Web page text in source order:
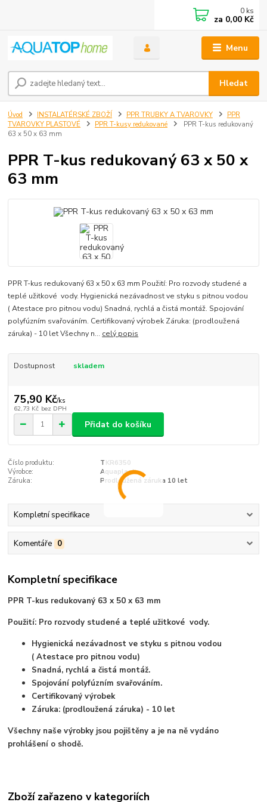
Menu
Hledat
0 ks
za 0,00 Kč
Úvod INSTALATÉRSKÉ ZBOŽÍ PPR TRUBKY A TVAROVKY
PPR
TVAROVKY PLASTOVÉ
PPR T-kusy redukované
PPR T-kus redukovaný
63 x 50 x 63 mm
PPR T-kus redukovaný 63 x 50 x
63 mm
PPR T-kus redukovaný 63 x 50 x 63 mm Použití: Pro rozvody studené a
teplé užitkové vody. Hygienická nezávadnost ve styku s pitnou vodou
( Atestace pro pitnou vodu) Snadná, rychlá a čistá montáž. Spojování
polyfúzním svařováním. Certifikovaný výrobek Záruka: (prodloužená
záruka) - 10 let Všechny n... celý popis
Dostupnost skladem
75,90 Kč/ks
62,73 Kč bez DPH
Přidat do košíku
Číslo produktu:
TKR6350
Výrobce:
Aquaplast
Záruka:
Prodloužená záruka 10 let
Kompletní specifikace
Komentáře 0
Kompletní specifikace
PPR T-kus redukovaný 63 x 50 x 63 mm
Použití: Pro rozvody studené a teplé užitkové vody.
Hygienická nezávadnost ve styku s pitnou vodou
( Atestace pro pitnou vodu)
Snadná, rychlá a čistá montáž.
Spojování polyfúzním svařováním.
Certifikovaný výrobek
Záruka: (prodloužená záruka) - 10 let
Všechny naše výrobky jsou pojištěny a je na ně vydáno
prohlášení o shodě.
Zboží zařazeno v kategoriích